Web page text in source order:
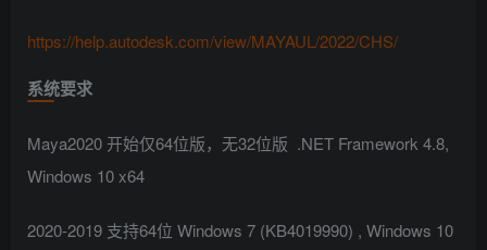
https://help.autodesk.com/view/MAYAUL/2022/CHS/
系统要求
Maya2020 开始仅64位版，无32位版 .NET Framework 4.8,
Windows 10 x64
2020-2019 支持64位 Windows 7 (KB4019990) , Windows 10